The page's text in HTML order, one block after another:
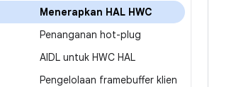
Menerapkan HAL HWC
Penanganan hot-plug
AIDL untuk HWC HAL
Pengelolaan framebuffer klien